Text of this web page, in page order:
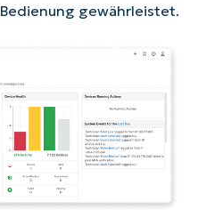
Bedienung gewährleistet.